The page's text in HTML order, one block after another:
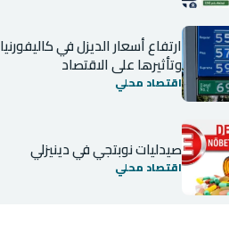
ارتفاع أسعار الديزل في كاليفورنيا
وتأثيرها على الاقتصاد
اقتصاد محلي
صيدليات نوبتجي في دينيزلي
اقتصاد محلي